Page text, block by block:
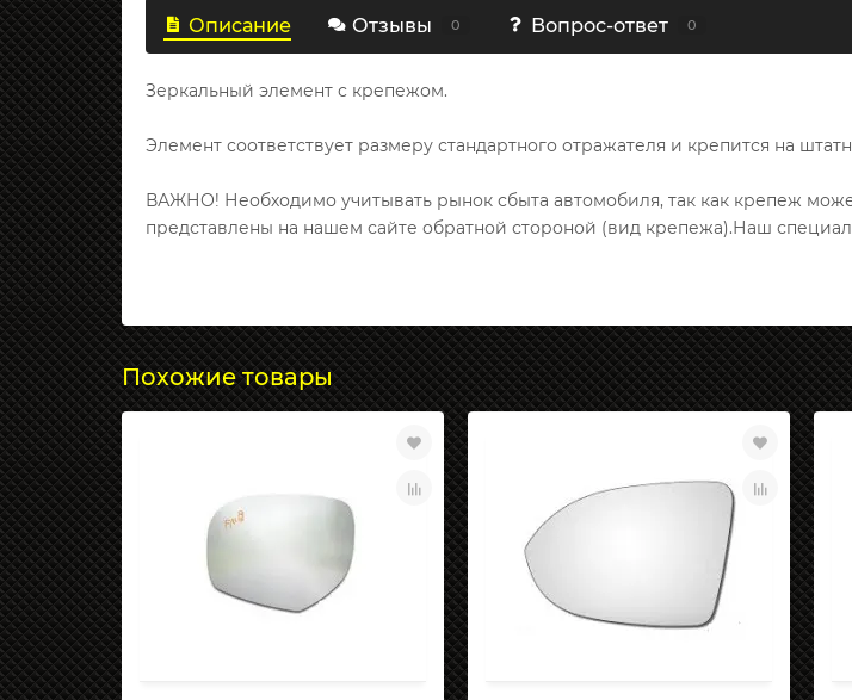
Описание Отзывы 0 Вопрос-ответ 0
Зеркальный элемент с крепежом.
Элемент соответствует размеру стандартного отражателя и крепится на
ВАЖНО! Необходимо учитывать рынок сбыта автомобиля, так как крепеж
представлены на нашем сайте обратной стороной (вид крепежа).Наш
Похожие товары